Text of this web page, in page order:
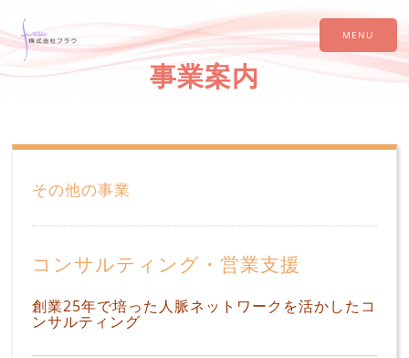
MENU
事業案内
その他の事業
コンサルティング・営業支援
創業25年で培った人脈ネットワークを活かしたコ
ンサルティング